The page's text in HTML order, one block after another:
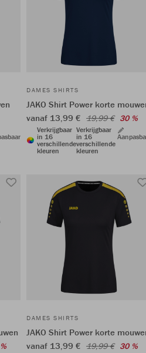
DAMES SHIRTS
JAKO Shirt Power korte
vanaf 13,99 € 19,99 € 30 %
Verkrijgbaar
in 16
verschillende
kleuren
Verkrijgbaar
in 16
verschillende
kleuren
DAMES SHIRTS
JAKO Shirt Power korte
vanaf 13,99 € 19,99 € 30 %